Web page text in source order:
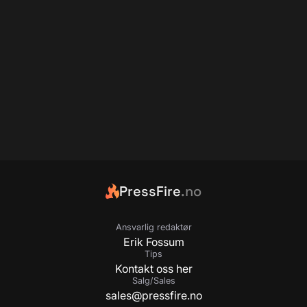
PressFire.no
Ansvarlig redaktør
Erik Fossum
Tips
Kontakt oss her
Salg/Sales
sales@pressfire.no